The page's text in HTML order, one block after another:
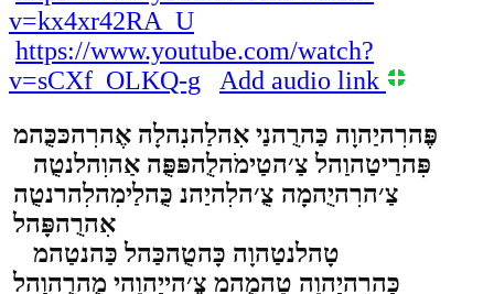
v=kx4xr42RA_U
https://www.youtube.com/watch?
v=sCXf_OLKQ-g
Add audio link
פֶּהרִהיַהוָה כַּהרֻהנַי אִהלַהנִהלָה אֶהרִהכּכֻּהמ
פִּהרַיטַהוַהל צַ׳הטַימֹהלֻהפּפֻּה אַהוִהלנטֻה
צַ׳הרִהיֻהמָה צֻ׳הלִהיַהנ כֻּהלַימִהלִהרנטֻה
אִהרֻהפָּהל
טָהלנטַהוָה כָּהטֻהכַּהל כַּהנטַהמ
כַּהרִהיַהוָה טָהמֻהמ צֶ׳הייַהוָהי מֻהרֻהוַהל